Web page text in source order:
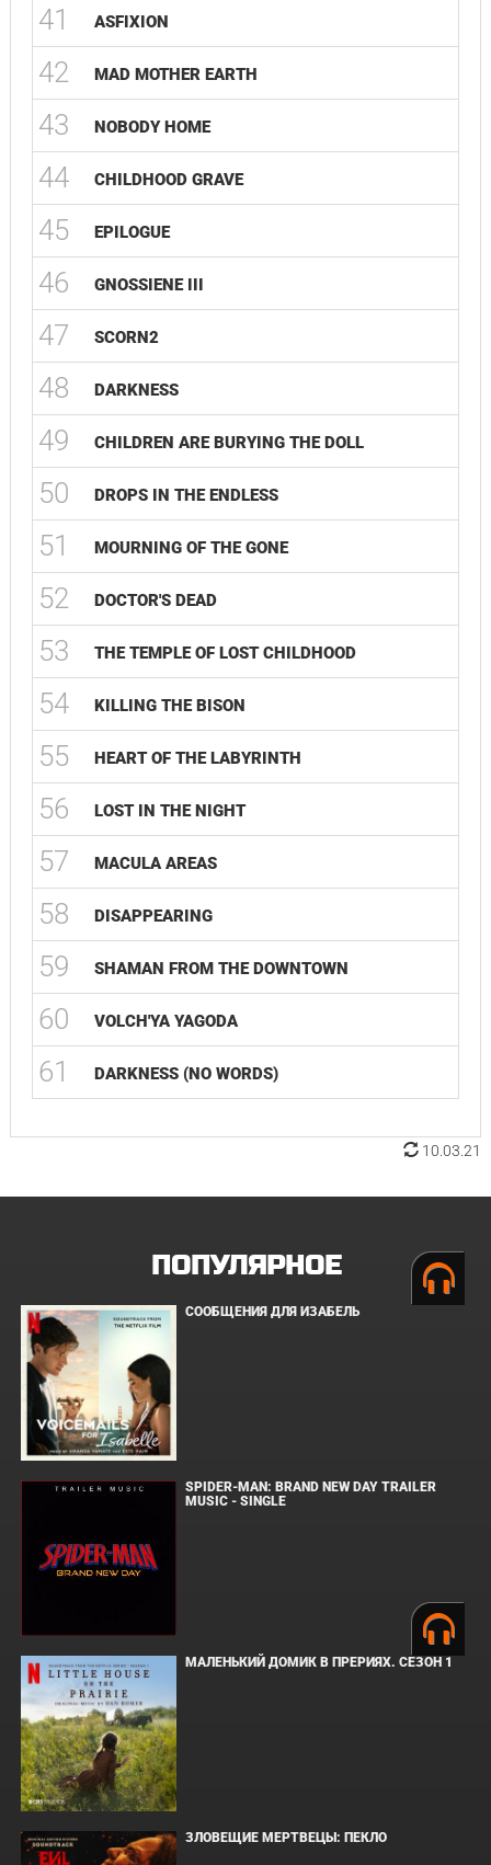
41 ASFIXION
42 MAD MOTHER EARTH
43 NOBODY HOME
44 CHILDHOOD GRAVE
45 EPILOGUE
46 GNOSSIENE III
47 SCORN2
48 DARKNESS
49 CHILDREN ARE BURYING THE DOLL
50 DROPS IN THE ENDLESS
51 MOURNING OF THE GONE
52 DOCTOR'S DEAD
53 THE TEMPLE OF LOST CHILDHOOD
54 KILLING THE BISON
55 HEART OF THE LABYRINTH
56 LOST IN THE NIGHT
57 MACULA AREAS
58 DISAPPEARING
59 SHAMAN FROM THE DOWNTOWN
60 VOLCH'YA YAGODA
61 DARKNESS (NO WORDS)
10.03.21
ПОПУЛЯРНОЕ
СООБЩЕНИЯ ДЛЯ ИЗАБЕЛЬ
SPIDER-MAN: BRAND NEW DAY TRAILER
MUSIC - SINGLE
МАЛЕНЬКИЙ ДОМИК В ПРЕРИЯХ. СЕЗОН 1
ЗЛОВЕЩИЕ МЕРТВЕЦЫ: ПЕКЛО